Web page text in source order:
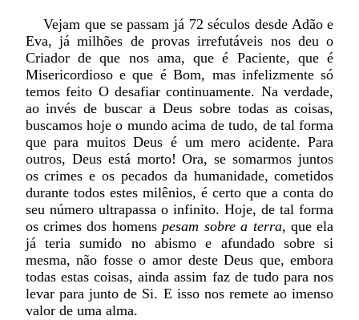
Vejam que se passam já 72 séculos desde Adão e
Eva, já milhões de provas irrefutáveis nos deu o
Criador de que nos ama, que é Paciente, que é
Misericordioso e que é Bom, mas infelizmente só
temos feito O desafiar continuamente. Na verdade,
ao invés de buscar a Deus sobre todas as coisas,
buscamos hoje o mundo acima de tudo, de tal forma
que para muitos Deus é um mero acidente. Para
outros, Deus está morto! Ora, se somarmos juntos
os crimes e os pecados da humanidade, cometidos
durante todos estes milênios, é certo que a conta do
seu número ultrapassa o infinito. Hoje, de tal forma
os crimes dos homenspesam sobre a terra, que ela
já teria sumido no abismo e afundado sobre si
mesma, não fosse o amor deste Deus que, embora
todas estas coisas, ainda assim faz de tudo para nos
levar para junto de Si. E isso nos remete ao imenso
valor de uma alma.